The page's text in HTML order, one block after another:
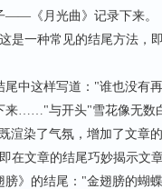
——《月光曲》记录下来
一种常见的结尾方法，即
这样写道："谁也没有再
来……"与开头"雪花像无数
染了气氛，增加了文章的
文章的结尾巧妙揭示文章
的结尾："金翅膀的蝴蝶